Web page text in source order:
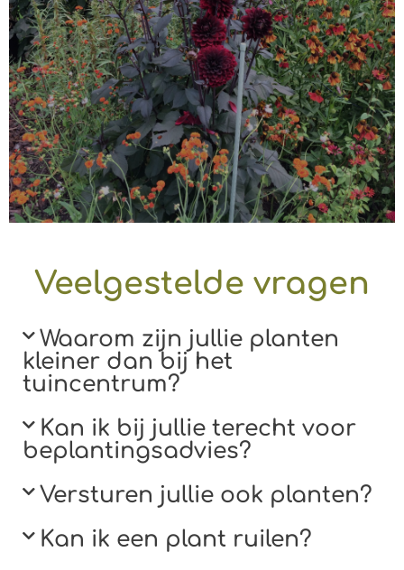
Veelgestelde vragen
Waarom zijn jullie planten
kleiner dan bij het
tuincentrum?​
Kan ik bij jullie terecht voor
beplantingsadvies?​
Versturen jullie ook planten?​
Kan ik een plant ruilen?​